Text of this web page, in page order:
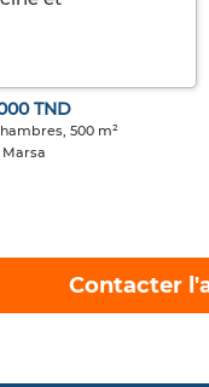
TND
500 m²
Marsa
Contacter